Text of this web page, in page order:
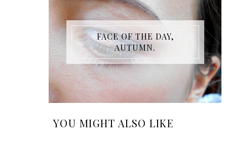
FACE OF THE DAY,
AUTUMN.
YOU MIGHT ALSO LIKE